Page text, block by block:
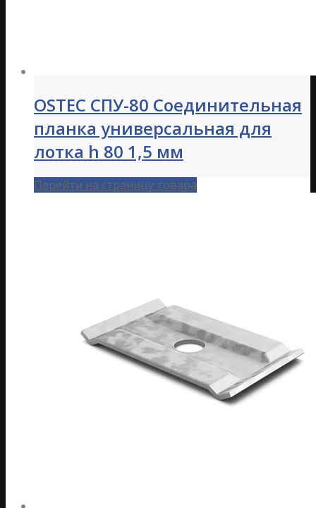
OSTEC СПУ-80 Соединительная
планка универсальная для
лотка h 80 1,5 мм
Перейти на страницу товара